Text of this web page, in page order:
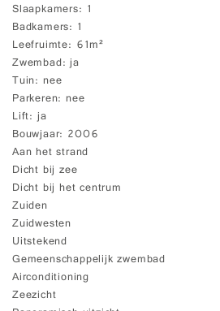
Slaapkamers 1
Badkamers 1
Leefruimte 61m²
Zwembad ja
Tuin nee
Parkeren nee
Lift ja
Bouwjaar 2006
Aan het strand
Dicht bij zee
Dicht bij het centrum
Zuiden
Zuidwesten
Uitstekend
Gemeenschappelijk zwembad
Airconditioning
Zeezicht